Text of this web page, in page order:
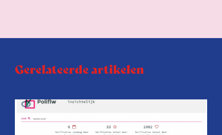
Gerelateerde artikelen